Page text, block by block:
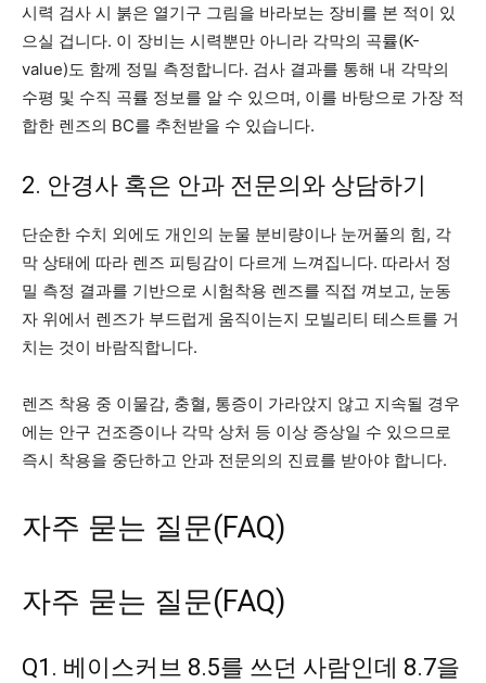
시력 검사 시 붉은 열기구 그림을 바라보는 장비를 본 적이 있
으실 겁니다. 이 장비는 시력뿐만 아니라 각막의 곡률(K-
value)도 함께 정밀 측정합니다. 검사 결과를 통해 내 각막의
수평 및 수직 곡률 정보를 알 수 있으며, 이를 바탕으로 가장 적
합한 렌즈의 BC를 추천받을 수 있습니다.
2. 안경사 혹은 안과 전문의와 상담하기
단순한 수치 외에도 개인의 눈물 분비량이나 눈꺼풀의 힘, 각
막 상태에 따라 렌즈 피팅감이 다르게 느껴집니다. 따라서 정
밀 측정 결과를 기반으로 시험착용 렌즈를 직접 껴보고, 눈동
자 위에서 렌즈가 부드럽게 움직이는지 모빌리티 테스트를 거
치는 것이 바람직합니다.
렌즈 착용 중 이물감, 충혈, 통증이 가라앉지 않고 지속될 경우
에는 안구 건조증이나 각막 상처 등 이상 증상일 수 있으므로
즉시 착용을 중단하고 안과 전문의의 진료를 받아야 합니다.
자주 묻는 질문(FAQ)
자주 묻는 질문(FAQ)
Q1. 베이스커브 8.5를 쓰던 사람인데 8.7을